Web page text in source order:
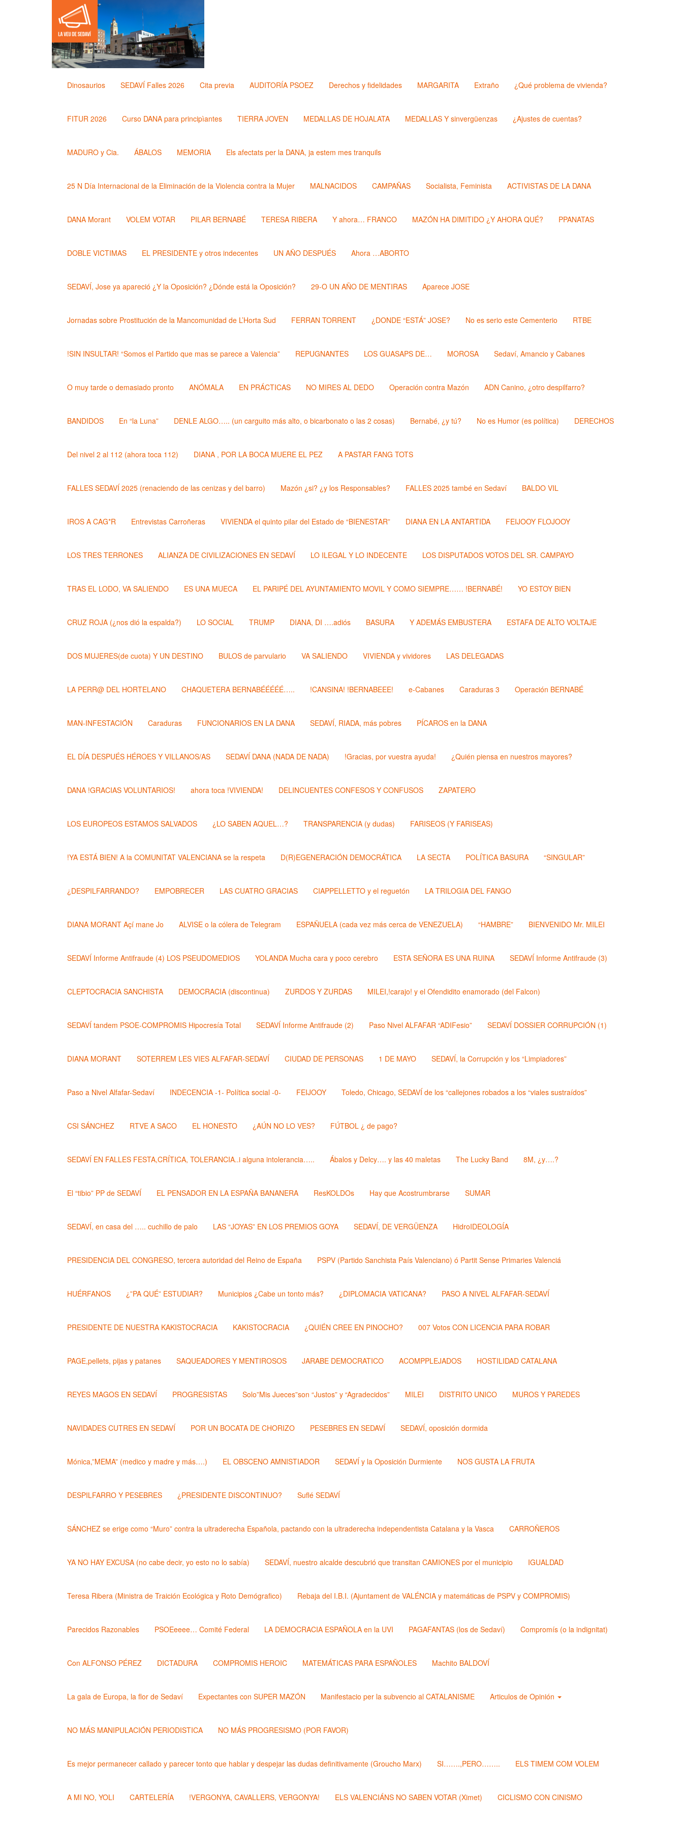
Dinosaurios SEDAVÍ Falles 2026 Cita previa AUDITORÍA PSOEZ Derechos y fidelidades MARGARITA Extraño ¿Qué problema de vivienda?
FITUR 2026 Curso DANA para principìantes TIERRA JOVEN MEDALLAS DE HOJALATA MEDALLAS Y sinvergüenzas ¿Ajustes de cuentas?
MADURO y Cia. ÁBALOS MEMORIA Els afectats per la DANA, ja estem mes tranquils
25 N Día Internacional de la Eliminación de la Violencia contra la Mujer MALNACIDOS CAMPAÑAS Socialista, Feminista ACTIVISTAS DE LA DANA
DANA Morant VOLEM VOTAR PILAR BERNABÉ TERESA RIBERA Y ahora… FRANCO MAZÓN HA DIMITIDO ¿Y AHORA QUÉ? PPANATAS
DOBLE VICTIMAS EL PRESIDENTE y otros indecentes UN AÑO DESPUÉS Ahora …ABORTO
SEDAVÍ, Jose ya apareció ¿Y la Oposición? ¿Dónde está la Oposición? 29-O UN AÑO DE MENTIRAS Aparece JOSE
Jornadas sobre Prostitución de la Mancomunidad de L’Horta Sud FERRAN TORRENT ¿DONDE “ESTÁ” JOSE? No es serio este Cementerio RTBE
!SIN INSULTAR! “Somos el Partido que mas se parece a Valencia” REPUGNANTES LOS GUASAPS DE… MOROSA Sedaví, Amancio y Cabanes
O muy tarde o demasiado pronto ANÓMALA EN PRÁCTICAS NO MIRES AL DEDO Operación contra Mazón ADN Canino, ¿otro despilfarro?
BANDIDOS En “la Luna” DENLE ALGO….. (un carguito más alto, o bicarbonato o las 2 cosas) Bernabé, ¿y tú? No es Humor (es política) DERECHOS
Del nivel 2 al 112 (ahora toca 112) DIANA , POR LA BOCA MUERE EL PEZ A PASTAR FANG TOTS
FALLES SEDAVÍ 2025 (renaciendo de las cenizas y del barro) Mazón ¿si? ¿y los Responsables? FALLES 2025 també en Sedaví BALDO VIL
IROS A CAG*R Entrevistas Carroñeras VIVIENDA el quinto pilar del Estado de “BIENESTAR” DIANA EN LA ANTARTIDA FEIJOOY FLOJOOY
LOS TRES TERRONES ALIANZA DE CIVILIZACIONES EN SEDAVÍ LO ILEGAL Y LO INDECENTE LOS DISPUTADOS VOTOS DEL SR. CAMPAYO
TRAS EL LODO, VA SALIENDO ES UNA MUECA EL PARIPÉ DEL AYUNTAMIENTO MOVIL Y COMO SIEMPRE…… !BERNABÉ! YO ESTOY BIEN
CRUZ ROJA (¿nos dió la espalda?) LO SOCIAL TRUMP DIANA, DI ….adiós BASURA Y ADEMÁS EMBUSTERA ESTAFA DE ALTO VOLTAJE
DOS MUJERES(de cuota) Y UN DESTINO BULOS de parvulario VA SALIENDO VIVIENDA y vividores LAS DELEGADAS
LA PERR@ DEL HORTELANO CHAQUETERA BERNABÉÉÉÉÉ….. !CANSINA! !BERNABEEE! e-Cabanes Caraduras 3 Operación BERNABÉ
MAN-INFESTACIÓN Caraduras FUNCIONARIOS EN LA DANA SEDAVÍ, RIADA, más pobres PÍCAROS en la DANA
EL DÍA DESPUÉS HÉROES Y VILLANOS/AS SEDAVÍ DANA (NADA DE NADA) !Gracias, por vuestra ayuda! ¿Quién piensa en nuestros mayores?
DANA !GRACIAS VOLUNTARIOS! ahora toca !VIVIENDA! DELINCUENTES CONFESOS Y CONFUSOS ZAPATERO
LOS EUROPEOS ESTAMOS SALVADOS ¿LO SABEN AQUEL…? TRANSPARENCIA (y dudas) FARISEOS (Y FARISEAS)
!YA ESTÁ BIEN! A la COMUNITAT VALENCIANA se la respeta D(R)EGENERACIÓN DEMOCRÁTICA LA SECTA POLÍTICA BASURA “SINGULAR”
¿DESPILFARRANDO? EMPOBRECER LAS CUATRO GRACIAS CIAPPELLETTO y el reguetón LA TRILOGIA DEL FANGO
DIANA MORANT Açí mane Jo ALVISE o la cólera de Telegram ESPAÑUELA (cada vez más cerca de VENEZUELA) “HAMBRE” BIENVENIDO Mr. MILEI
SEDAVÍ Informe Antifraude (4) LOS PSEUDOMEDIOS YOLANDA Mucha cara y poco cerebro ESTA SEÑORA ES UNA RUINA SEDAVÍ Informe Antifraude (3)
CLEPTOCRACIA SANCHISTA DEMOCRACIA (discontinua) ZURDOS Y ZURDAS MILEI,!carajo! y el Ofendidito enamorado (del Falcon)
SEDAVÍ tandem PSOE-COMPROMIS Hipocresía Total SEDAVÍ Informe Antifraude (2) Paso Nivel ALFAFAR “ADIFesio” SEDAVÍ DOSSIER CORRUPCIÓN (1)
DIANA MORANT SOTERREM LES VIES ALFAFAR-SEDAVÍ CIUDAD DE PERSONAS 1 DE MAYO SEDAVÍ, la Corrupción y los “Limpiadores”
Paso a Nivel Alfafar-Sedaví INDECENCIA -1- Política social -0- FEIJOOY Toledo, Chicago, SEDAVÍ de los “callejones robados a los “viales sustraídos”
CSI SÁNCHEZ RTVE A SACO EL HONESTO ¿AÚN NO LO VES? FÚTBOL ¿ de pago?
SEDAVÍ EN FALLES FESTA,CRÍTICA, TOLERANCIA..i alguna intolerancia….. Ábalos y Delcy…. y las 40 maletas The Lucky Band 8M, ¿y….?
El “tibio” PP de SEDAVÍ EL PENSADOR EN LA ESPAÑA BANANERA ResKOLDOs Hay que Acostrumbrarse SUMAR
SEDAVÍ, en casa del ….. cuchillo de palo LAS “JOYAS” EN LOS PREMIOS GOYA SEDAVÍ, DE VERGÜENZA HidroIDEOLOGÍA
PRESIDENCIA DEL CONGRESO, tercera autoridad del Reino de España PSPV (Partido Sanchista País Valenciano) ó Partit Sense Primaries Valenciá
HUÉRFANOS ¿”PA QUÉ” ESTUDIAR? Municipios ¿Cabe un tonto más? ¿DIPLOMACIA VATICANA? PASO A NIVEL ALFAFAR-SEDAVÍ
PRESIDENTE DE NUESTRA KAKISTOCRACIA KAKISTOCRACIA ¿QUIÉN CREE EN PINOCHO? 007 Votos CON LICENCIA PARA ROBAR
PAGE,pellets, pijas y patanes SAQUEADORES Y MENTIROSOS JARABE DEMOCRATICO ACOMPPLEJADOS HOSTILIDAD CATALANA
REYES MAGOS EN SEDAVÍ PROGRESISTAS Solo”Mis Jueces”son “Justos” y “Agradecidos” MILEI DISTRITO UNICO MUROS Y PAREDES
NAVIDADES CUTRES EN SEDAVÍ POR UN BOCATA DE CHORIZO PESEBRES EN SEDAVÍ SEDAVÍ, oposición dormida
Mónica,”MEMA” (medico y madre y más….) EL OBSCENO AMNISTIADOR SEDAVÍ y la Oposición Durmiente NOS GUSTA LA FRUTA
DESPILFARRO Y PESEBRES ¿PRESIDENTE DISCONTINUO? Suflé SEDAVÍ
SÁNCHEZ se erige como “Muro” contra la ultraderecha Española, pactando con la ultraderecha independentista Catalana y la Vasca CARROÑEROS
YA NO HAY EXCUSA (no cabe decir, yo esto no lo sabía) SEDAVÍ, nuestro alcalde descubrió que transitan CAMIONES por el municipio IGUALDAD
Teresa Ribera (Ministra de Traición Ecológica y Roto Demógrafico) Rebaja del I.B.I. (Ajuntament de VALÉNCIA y matemáticas de PSPV y COMPROMIS)
Parecidos Razonables PSOEeeee… Comité Federal LA DEMOCRACIA ESPAÑOLA en la UVI PAGAFANTAS (los de Sedaví) Compromís (o la indignitat)
Con ALFONSO PÉREZ DICTADURA COMPROMIS HEROIC MATEMÁTICAS PARA ESPAÑOLES Machito BALDOVÍ
La gala de Europa, la flor de Sedaví Expectantes con SUPER MAZÓN Manifestacio per la subvencio al CATALANISME Articulos de Opinión
NO MÁS MANIPULACIÓN PERIODISTICA NO MÁS PROGRESISMO (POR FAVOR)
Es mejor permanecer callado y parecer tonto que hablar y despejar las dudas definitivamente (Groucho Marx) SI…….,PERO…….. ELS TIMEM COM VOLEM
A MI NO, YOLI CARTELERÍA !VERGONYA, CAVALLERS, VERGONYA! ELS VALENCIÁNS NO SABEN VOTAR (Ximet) CICLISMO CON CINISMO